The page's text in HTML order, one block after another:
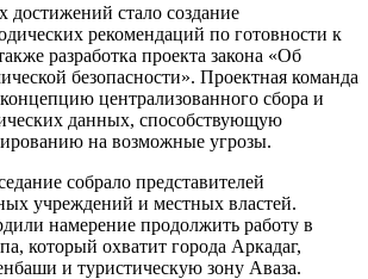
стало создание
рекомендаций по готовности к
разработка проекта закона «Об
безопасности». Проектная команда
централизованного сбора и
данных, способствующую
на возможные угрозы.
собрало представителей
учреждений и местных властей.
намерение продолжить работу в
который охватит города Аркадаг,
и туристическую зону Аваза.